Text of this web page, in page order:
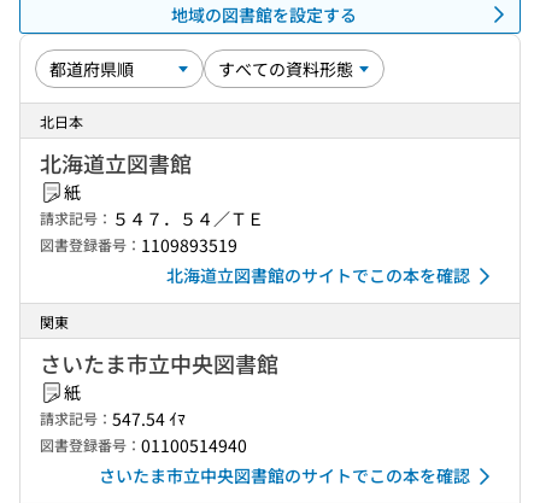
地域の図書館を設定する
北日本
北海道立図書館
紙
請求記号： ５４７．５４／ＴＥ
図書登録番号： 1109893519
北海道立図書館のサイトでこの本を確認
関東
さいたま市立中央図書館
紙
請求記号： 547.54 ｲﾏ
図書登録番号： 01100514940
さいたま市立中央図書館のサイトでこの本を確認